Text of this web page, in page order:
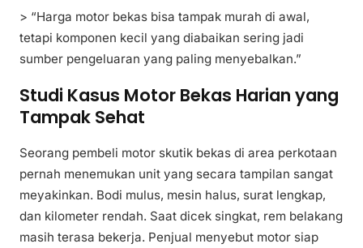
> “Harga motor bekas bisa tampak murah di awal,
tetapi komponen kecil yang diabaikan sering jadi
sumber pengeluaran yang paling menyebalkan.”
Studi Kasus Motor Bekas Harian yang
Tampak Sehat
Seorang pembeli motor skutik bekas di area perkotaan
pernah menemukan unit yang secara tampilan sangat
meyakinkan. Bodi mulus, mesin halus, surat lengkap,
dan kilometer rendah. Saat dicek singkat, rem belakang
masih terasa bekerja. Penjual menyebut motor siap